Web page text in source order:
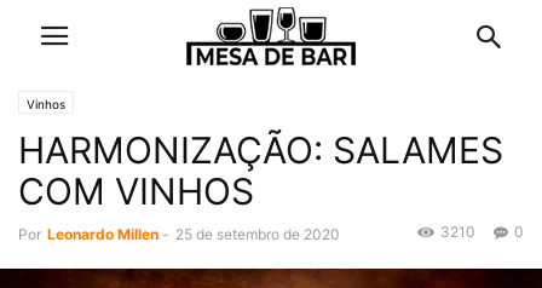
Vinhos
HARMONIZAÇÃO: SALAMES
COM VINHOS
Por Leonardo Millen - 25 de setembro de 2020 0
3210